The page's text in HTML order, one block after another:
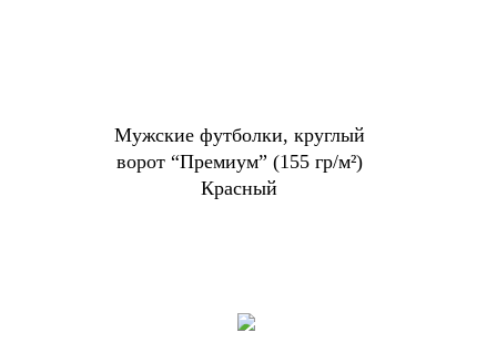
Мужские футболки, круглый
ворот “Премиум” (155 гр/м²)
Красный